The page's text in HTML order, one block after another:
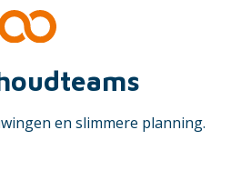
en slimmere planning.